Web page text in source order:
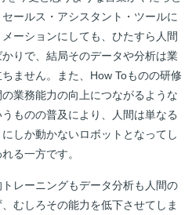
ールス・アシスタント・ツールに
ーションにしても、ひたすら人間
りで、結局そのデータや分析は業
ません。また、How Toものの研修
業務能力の向上につながるような
ものの普及により、人間は単なる
しか動かないロボットとなってし
る一方です。
レーニングもデータ分析も人間の
むしろその能力を低下させてしま